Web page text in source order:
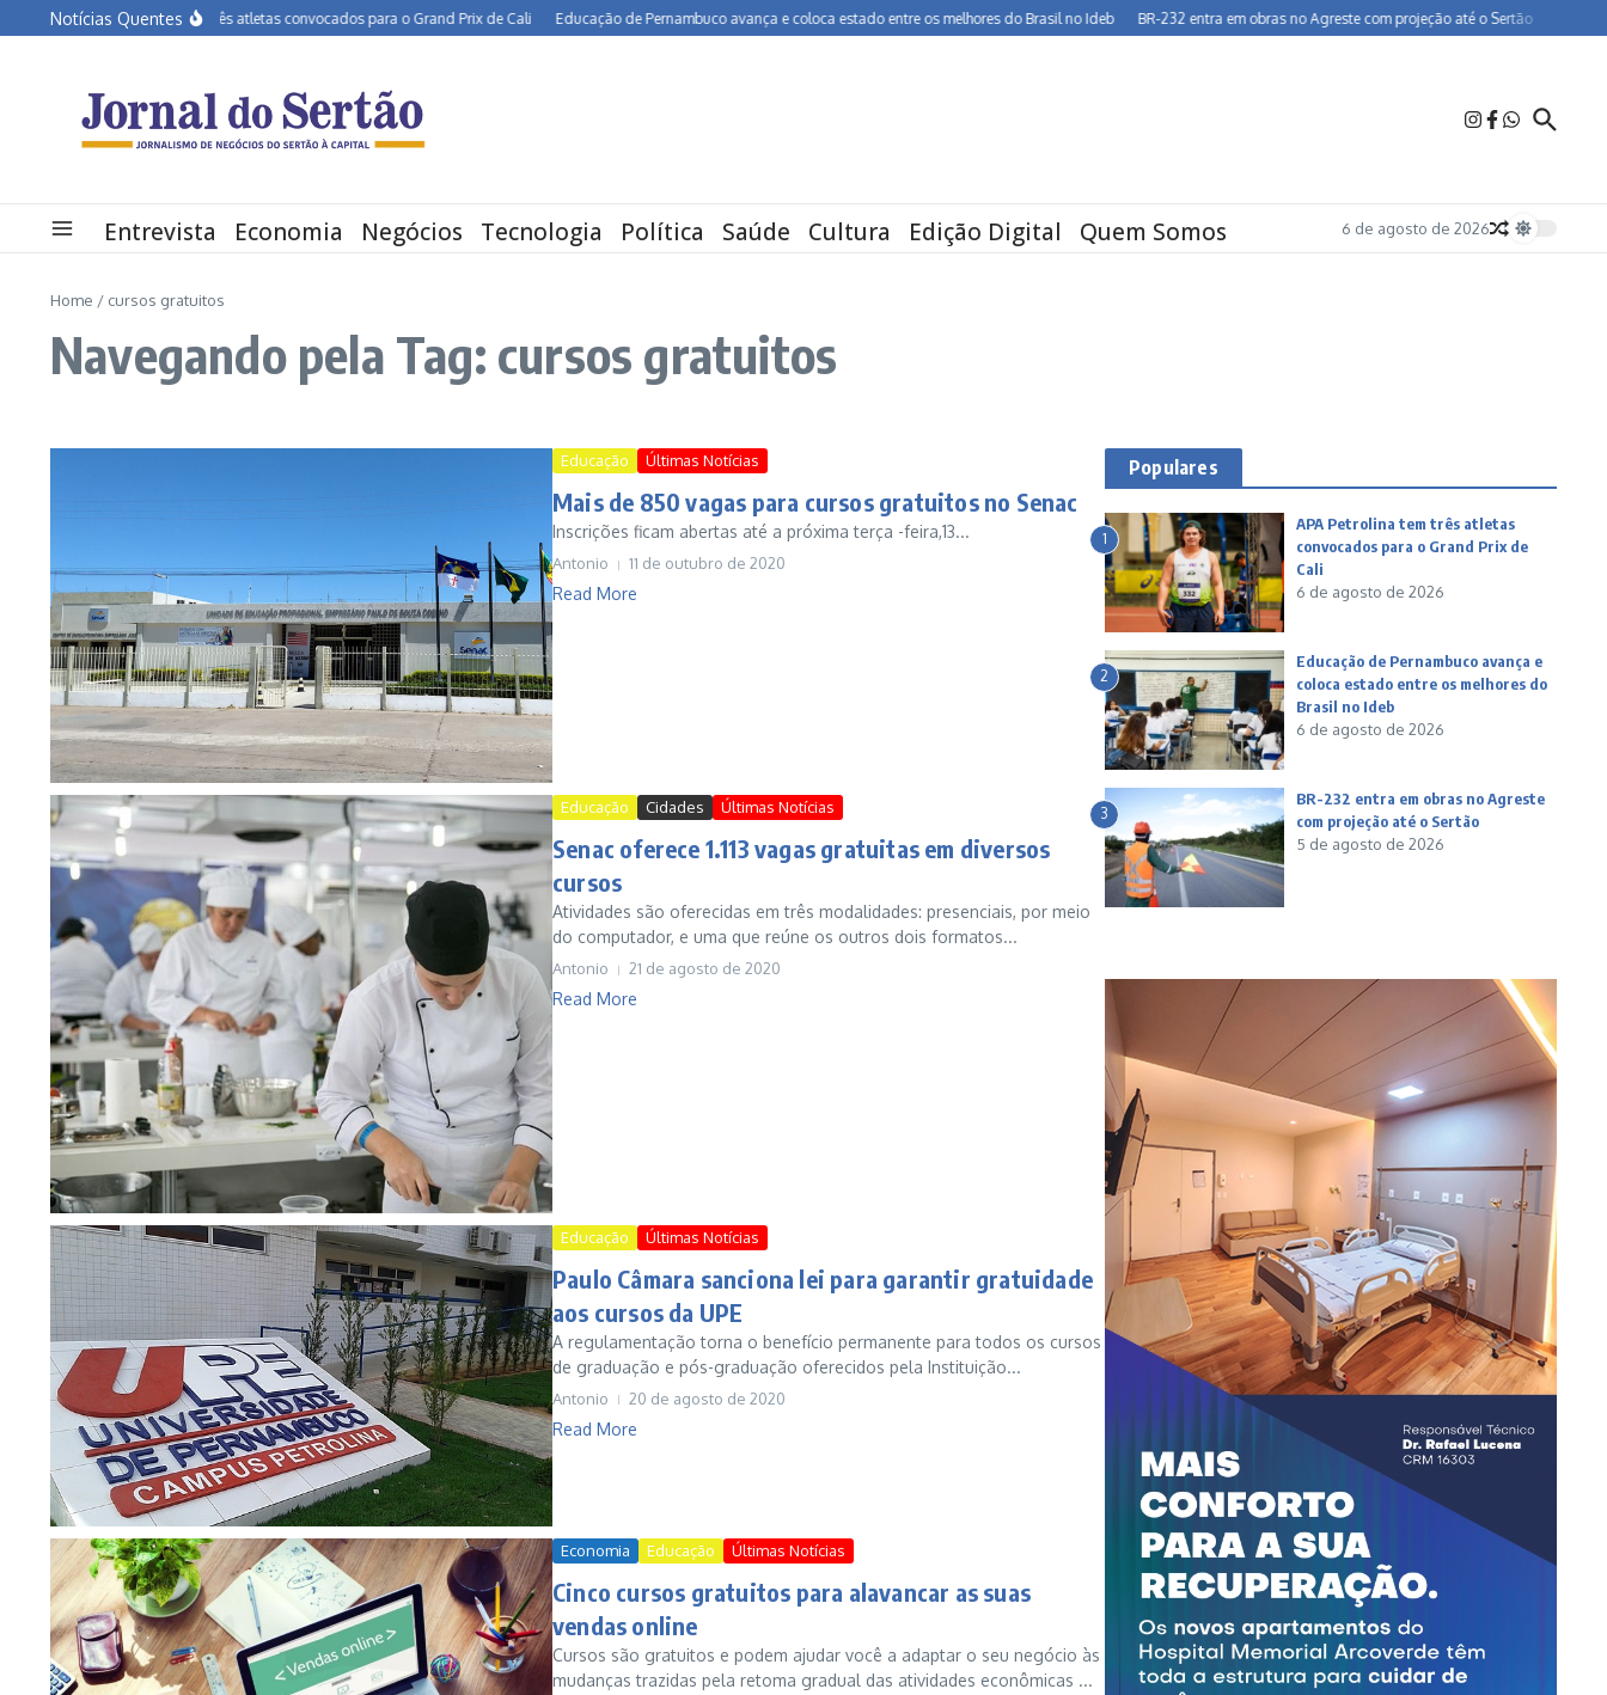
Ir para o conteúdo
Notícias Quentes
APA Petrolina tem três atletas convocados para o Grand Prix de Cali Educação de Pernambuco avança e coloca estado entre os melhores do Brasil no Ideb BR-232 entra em obras no Agreste com projeção até o Sertão Dia dos Pais
Entrevista Economia Negócios Tecnologia Política Saúde Cultura Edição Digital Quem Somos 6 de agosto de 2026
Home / cursos gratuitos
Navegando pela Tag: cursos gratuitos
Educação Últimas Notícias
Mais de 850 vagas para cursos gratuitos no Senac
Inscrições ficam abertas até a próxima terça -feira,13...
Antonio 11 de outubro de 2020
Read More
Educação Cidades Últimas Notícias
Senac oferece 1.113 vagas gratuitas em diversos
cursos
Atividades são oferecidas em três modalidades: presenciais, por meio
do computador, e uma que reúne os outros dois formatos...
Antonio 21 de agosto de 2020
Read More
Educação Últimas Notícias
Paulo Câmara sanciona lei para garantir gratuidade
aos cursos da UPE
A regulamentação torna o benefício permanente para todos os cursos
de graduação e pós-graduação oferecidos pela Instituição...
Antonio 20 de agosto de 2020
Read More
Economia Educação Últimas Notícias
Cinco cursos gratuitos para alavancar as suas
vendas online
Cursos são gratuitos e podem ajudar você a adaptar o seu negócio às
mudanças trazidas pela retoma gradual das atividades econômicas ...
Populares
1
APA Petrolina tem três atletas
convocados para o Grand Prix de
Cali
6 de agosto de 2026
2
Educação de Pernambuco avança e
coloca estado entre os melhores do
Brasil no Ideb
6 de agosto de 2026
3
BR-232 entra em obras no Agreste
com projeção até o Sertão
5 de agosto de 2026